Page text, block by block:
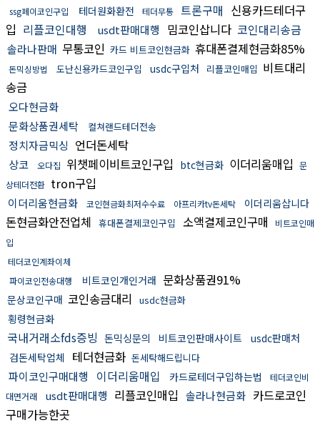
ssg페이코인구입 테더원화환전 테더무통 트론구매 신용카드테더구
입 리플코인대행 usdt판매대행 밈코인삽니다 코인대리송금
솔라나판매 무통코인 카드 비트코인현금화 휴대폰결제현금화85%
돈믹싱방법 도난신용카드코인구입 usdc구입처 리플코인매입 비트대리
송금
오다현금화
문화상품권세탁
컬쳐랜드테더전송
정치자금믹싱 언더돈세탁
상코 오다집 위챗페이비트코인구입 btc현금화 이더리움매입 문
상테더전환 tron구입
이더리움현금화 코인현금화최저수수료 아프리카tv돈세탁 이더리움삽니다
돈현금화안전업체 휴대폰결제코인구입 소액결제코인구매
비트코인매
입
테더코인계좌이체
파이코인전송대행
비트코인개인거래 문화상품권91%
문상코인구매 코인송금대리 usdc현금화
횡령현금화
국내거래소fds증빙 돈믹싱문의 비트코인판매사이트 usdc판매처
검돈세탁업체 테더현금화 돈세탁해드립니다
파이코인구매대행 이더리움매입 카드로테더구입하는법
테더코인비
대면거래
usdt판매대행 리플코인매입 솔라나현금화 카드로코인
구매가능한곳